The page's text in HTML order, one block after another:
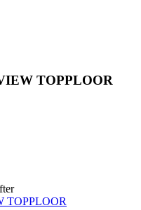
TOPPLOOR
TOPPLOOR